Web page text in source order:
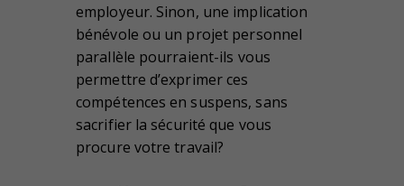
employeur. Sinon, une implication
bénévole ou un projet personnel
parallèle pourraient-ils vous
permettre d’exprimer ces
compétences en suspens, sans
sacrifier la sécurité que vous
procure votre travail?